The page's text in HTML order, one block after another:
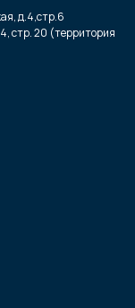
д.4,стр.6
стр. 20 (территория